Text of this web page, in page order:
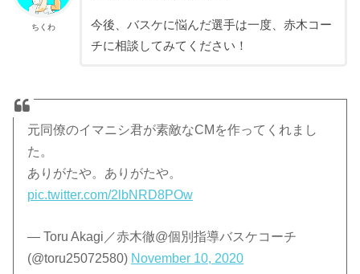
ちくわ
今後、バスケに悩んだ選手は一度、赤木コー
チに相談してみてください！
元同僚のイマニシ君が素敵なCMを作ってくれまし
た。
ありがたや。ありがたや。
pic.twitter.com/2lbNRD8POw
— Toru Akagi／赤木徹@個別指導バスケコーチ
(@toru25072580) November 10, 2020